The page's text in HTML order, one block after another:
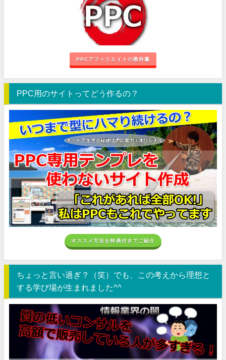
PPCアフィリエイトの教科書
PPC用のサイトってどう作るの？
オススメ方法を特典付きでご紹介
ちょっと言い過ぎ？（笑）でも、この考えから理想と
する学び場が生まれました^^